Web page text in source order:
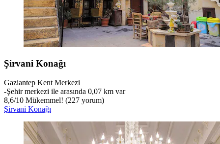
Şirvani Konağı
Gaziantep Kent Merkezi
‐Şehir merkezi ile arasında 0,07 km var
8,6/10 Mükemmel! (227 yorum)
Şirvani Konağı